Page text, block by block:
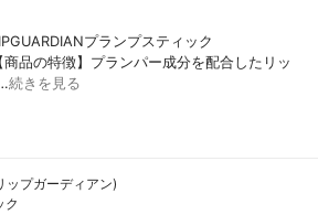
プランプスティック
の特徴】プランパー成分を配合したリッ
続きを見る
ップガーディアン)
ク